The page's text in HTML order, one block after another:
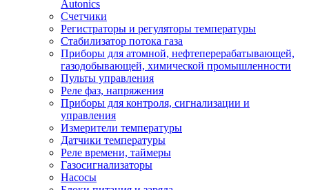
Autonics
Счетчики
Регистраторы и регуляторы температуры
Стабилизатор потока газа
Приборы для атомной, нефтеперерабатывающей,
газодобывающей, химической промышленности
Пульты управления
Реле фаз, напряжения
Приборы для контроля, сигнализации и
управления
Измерители температуры
Датчики температуры
Реле времени, таймеры
Газосигнализаторы
Насосы